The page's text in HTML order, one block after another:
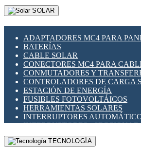
SOLAR
ADAPTADORES MC4 PARA
BATERÍAS
CABLE SOLAR
CONECTORES MC4 PARA
CONMUTADORES Y
CONTROLADORES DE CARGA
ESTACIÓN DE ENERGÍA
FUSIBLES FOTOVOLTÁICOS
HERRAMIENTAS SOLARES
INTERRUPTORES
INTERRUPTORES -
FOTOVOLTÁICOS
MONTAJE PANEL SOLAR
TECNOLOGÍA